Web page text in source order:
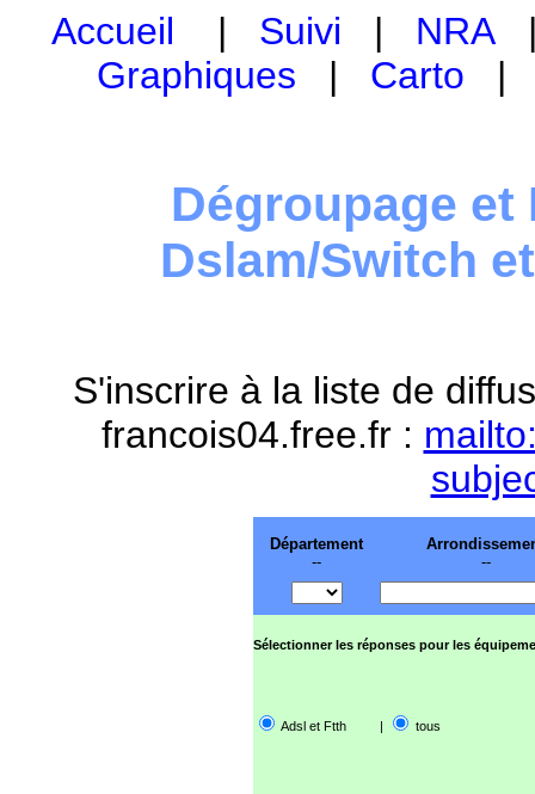
Accueil | Suivi | NRA
Graphiques | Carto
Dégroupage et
Dslam/Switch
S'inscrire à la liste de
francois04.free.fr :
Département
--
--
Sélectionner les réponses pour les
Adsl et Ftth | tous